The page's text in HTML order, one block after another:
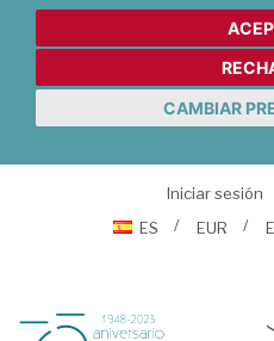
CAMBIAR
Iniciar sesión
ES
EUR